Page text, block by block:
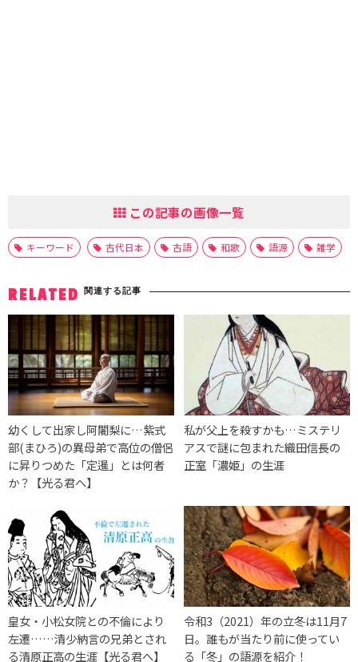
この記事の画像一覧
キーワード 古代日本 古語 和歌 語源 雑学
RELATED 関連する記事
幼くして出家し阿闍梨に…紫式
部(まひろ)の異母弟で高位の僧侶
に昇りつめた「定暹」とは何者
か？【光る君へ】
私が父上を殺すかも…ミステリ
アスで謎に包まれた織田信長の
正室「濃姫」の生涯
皇女・小松女院との不倫により
左遷……清少納言の兄弟とされ
る清原正高の生涯【光る君へ】
令和3（2021）年の立冬は11月7
日。誰もが当たり前に使ってい
る「冬」の語源を紹介！